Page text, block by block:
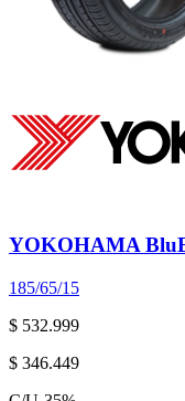
YOKOHAMA
185/65/15
$ 532.999
$ 346.449